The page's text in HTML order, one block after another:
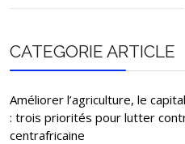
CATEGORIE ARTICLE
Améliorer l’agriculture, le
: trois priorités pour lutter
centrafricaine